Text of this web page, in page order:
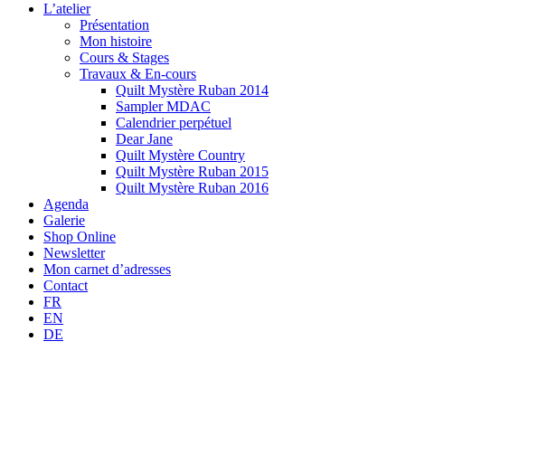
L’atelier
Présentation
Mon histoire
Cours & Stages
Travaux & En-cours
Quilt Mystère Ruban 2014
Sampler MDAC
Calendrier perpétuel
Dear Jane
Quilt Mystère Country
Quilt Mystère Ruban 2015
Quilt Mystère Ruban 2016
Agenda
Galerie
Shop Online
Newsletter
Mon carnet d’adresses
Contact
FR
EN
DE